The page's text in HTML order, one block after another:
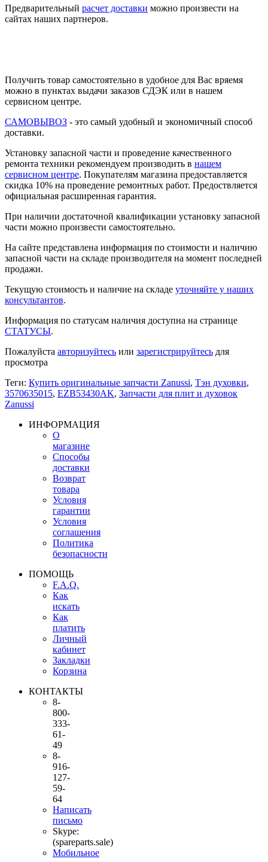
Предварительный расчет доставки можно произвести на
сайтах наших партнеров.
Получить товар самостоятельно в удобное для Вас вряемя
можно в пунктах выдачи заказов СДЭК или в нашем
сервисном центре.
САМОВЫВОЗ - это самый удобный и экономичный способ
доставки.
Установку запасной части и проведение качественного
ремонта техники рекомендуем производить в нашем
сервисном центре. Покупателям магазина предоставляется
скидка 10% на проведение ремонтных работ. Предоствляется
официальная расширенная гарантия.
При наличии достаточной квалификации установку запасной
части можно произвести самостоятельно.
На сайте представлена информация по стоимости и наличию
запасной части на складе производителя на момент последней
продажи.
Текущую стоимость и наличие на складе уточняйте у наших
консультантов.
Информация по статусам наличия доступна на странице
СТАТУСЫ.
Пожалуйста авторизуйтесь или зарегистрируйтесь для
просмотра
Теги: Купить оригинальные запчасти Zanussi, Тэн духовки,
3570635015, EZB53430AK, Запчасти для плит и духовок
Zanussi
ИНФОРМАЦИЯ
О
магазине
Способы
доставки
Возврат
товара
Условия
гарантии
Условия
соглашения
Политика
безопасности
ПОМОЩЬ
F.A.Q.
Как
искать
Как
платить
Личный
кабинет
Закладки
Корзина
КОНТАКТЫ
8-
800-
333-
61-
49
8-
916-
127-
59-
64
Написать
письмо
Skype:
(spareparts.sale)
Мобильное